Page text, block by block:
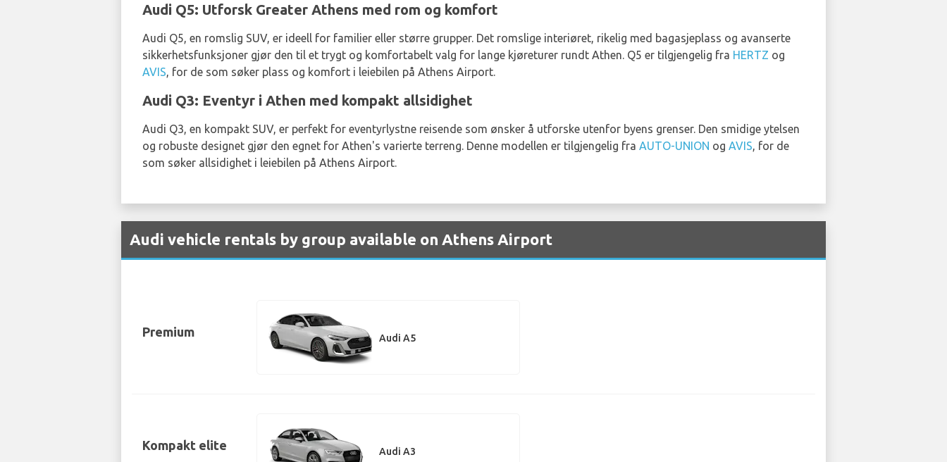
Audi Q5: Utforsk Greater Athens med rom og komfort
Audi Q5, en romslig SUV, er ideell for familier eller større grupper. Det romslige interiøret, rikelig med bagasjeplass og avanserte
sikkerhetsfunksjoner gjør den til et trygt og komfortabelt valg for lange kjøreturer rundt Athen. Q5 er tilgjengelig fra HERTZ og
AVIS, for de som søker plass og komfort i leiebilen på Athens Airport.
Audi Q3: Eventyr i Athen med kompakt allsidighet
Audi Q3, en kompakt SUV, er perfekt for eventyrlystne reisende som ønsker å utforske utenfor byens grenser. Den smidige ytelsen
og robuste designet gjør den egnet for Athen's varierte terreng. Denne modellen er tilgjengelig fra AUTO-UNION og AVIS, for de
som søker allsidighet i leiebilen på Athens Airport.
Audi vehicle rentals by group available on Athens Airport
Premium Audi A5
Kompakt elite Audi A3